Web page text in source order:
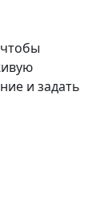
и задать